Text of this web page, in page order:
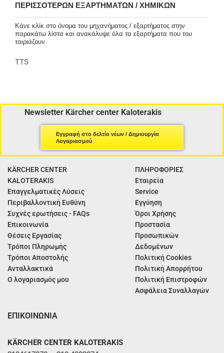
ΠΕΡΙΣΣΌΤΕΡΩΝ ΕΞΑΡΤΗΜΆΤΩΝ / ΧΗΜΙΚΏΝ
Κάνε κλίκ στο όνομα του μηχανήματος / εξαρτήματος στην
παρακάτω λίστα και ανακάλυψε όλα τα εξαρτήματα που του
ταιριάζουν
TTS
Newsletter Kärcher center Kaloterakis
Εγγραφή στο δελτίο νέων / Δημιουργία
Λογαριασμού
KÄRCHER CENTER
KALOTERAKIS
Επαγγελματικές Λύσεις
Περιβαλλοντική Ευθύνη
Συχνές ερωτήσεις - FAQs
Επικοινωνία
Θέσεις Εργασίας
Τρόποι Πληρωμής
Τρόποι Αποστολής
Ανταλλακτικά
Ο λογαριασμός μου
ΠΛΗΡΟΦΟΡΙΕΣ
Εταιρεία
Service
Εγγύηση
Όροι Χρήσης
Προστασία
Προσωπικών
Δεδομένων
Πολιτική Cookies
Πολιτική Απορρήτου
Πολιτική Επιστροφών
Ασφάλεια Συναλλαγών
ΕΠΙΚΟΙΝΩΝΙΑ
KÄRCHER CENTER KALOTERAKIS